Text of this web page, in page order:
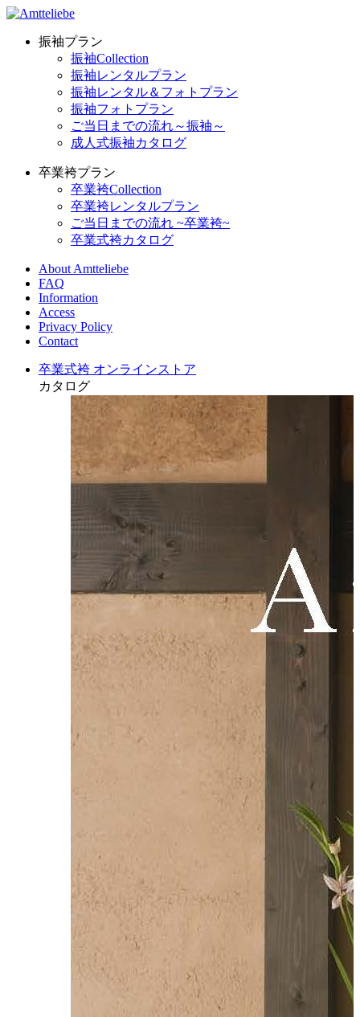
振袖プラン
振袖Collection
振袖レンタルプラン
振袖レンタル＆フォトプラン
振袖フォトプラン
ご当日までの流れ～振袖～
成人式振袖カタログ
卒業袴プラン
卒業袴Collection
卒業袴レンタルプラン
ご当日までの流れ ~卒業袴~
卒業式袴カタログ
About Amtteliebe
FAQ
Information
Access
Privacy Policy
Contact
卒業式袴 オンラインストア
カタログ